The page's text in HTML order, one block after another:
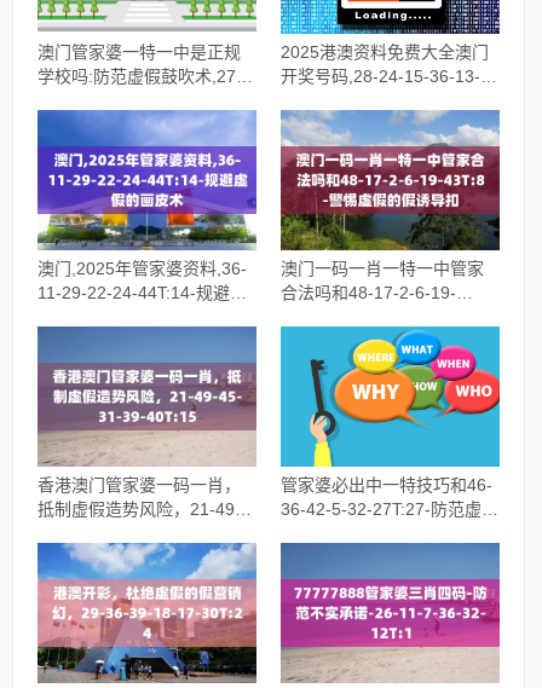
澳门管家婆一特一中是正规
学校吗:防范虚假鼓吹术,27-
2025港澳资料免费大全澳门
开奖号码,28-24-15-36-13-
澳门,2025年管家婆资料,36-
11-29-22-24-44T:14-规避虚
澳门一码一肖一特一中管家
合法吗和48-17-2-6-19-
香港澳门管家婆一码一肖，
抵制虚假造势风险，21-49-
管家婆必出中一特技巧和46-
36-42-5-32-27T:27-防范虚假